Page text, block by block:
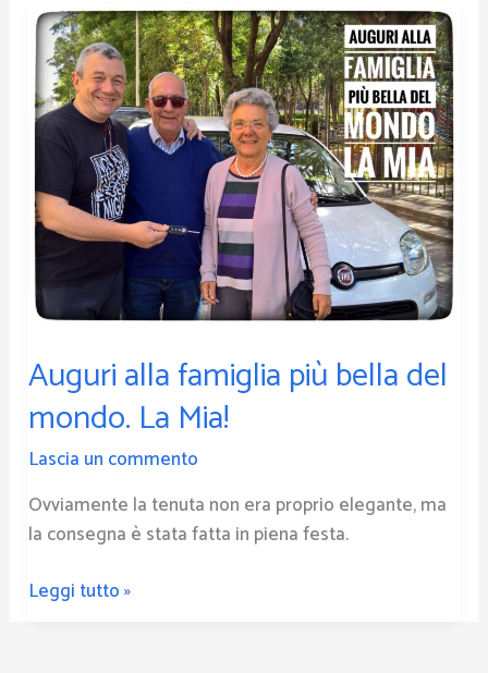
Auguri alla famiglia più bella del
mondo. La Mia!
Lascia un commento
Ovviamente la tenuta non era proprio elegante, ma
la consegna è stata fatta in piena festa.
Auguri
alla
famiglia
più
bella
mondo.
La
Mia!
Leggi tutto »